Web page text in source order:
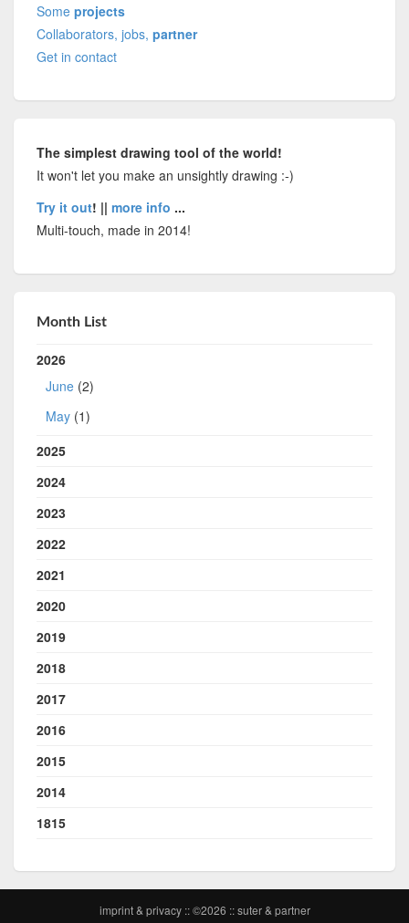
Someprojects
Collaborators, jobs,partner
Get in contact
The simplest drawing tool of the world!
It won't let you make an unsightly drawing :-)
Try it out! ||more info ...
Multi-touch, made in 2014!
Month List
2026
June (2)
May (1)
2025
2024
2023
2022
2021
2020
2019
2018
2017
2016
2015
2014
1815
imprint & privacy :: ©2026 ::suter & partner